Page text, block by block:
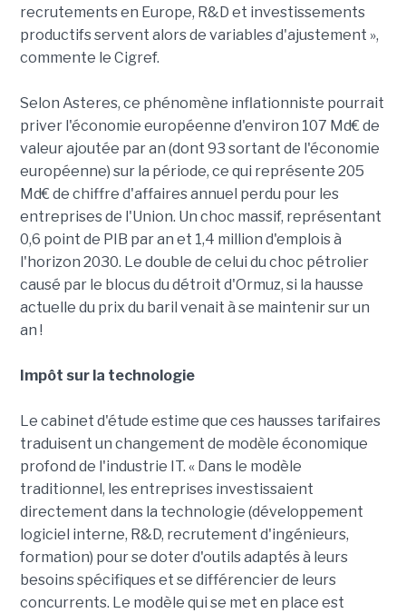
recrutements en Europe, R&D et investissements
productifs servent alors de variables d'ajustement »,
commente le Cigref.
Selon Asteres, ce phénomène inflationniste pourrait
priver l'économie européenne d'environ 107 Md€ de
valeur ajoutée par an (dont 93 sortant de l'économie
européenne) sur la période, ce qui représente 205
Md€ de chiffre d'affaires annuel perdu pour les
entreprises de l'Union. Un choc massif, représentant
0,6 point de PIB par an et 1,4 million d'emplois à
l'horizon 2030. Le double de celui du choc pétrolier
causé par le blocus du détroit d'Ormuz, si la hausse
actuelle du prix du baril venait à se maintenir sur un
an !
Impôt sur la technologie
Le cabinet d'étude estime que ces hausses tarifaires
traduisent un changement de modèle économique
profond de l'industrie IT. « Dans le modèle
traditionnel, les entreprises investissaient
directement dans la technologie (développement
logiciel interne, R&D, recrutement d'ingénieurs,
formation) pour se doter d'outils adaptés à leurs
besoins spécifiques et se différencier de leurs
concurrents. Le modèle qui se met en place est